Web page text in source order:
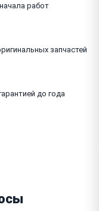
работ
запчастей
до года